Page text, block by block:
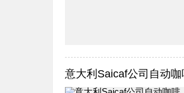
意大利Saicaf公司自动